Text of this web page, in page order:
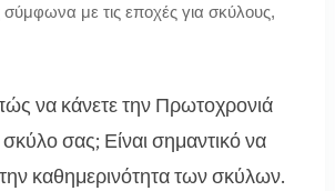
με τις εποχές για σκύλους,
να κάνετε την Πρωτοχρονιά
σκύλο σας; Είναι σημαντικό να
καθημερινότητα των σκύλων.